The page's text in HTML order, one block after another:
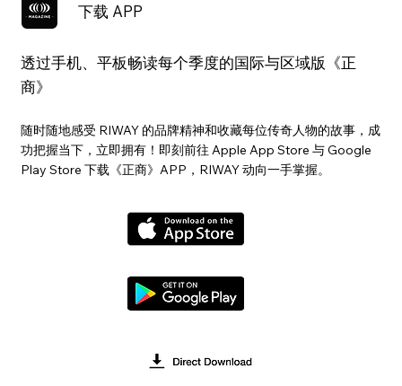
下载 APP
透过手机、平板畅读每个季度的国际与区域版《正
商》
随时随地感受 RIWAY 的品牌精神和收藏每位传奇人物的故事，成
功把握当下，立即拥有！即刻前往 Apple App Store 与 Google
Play Store 下载《正商》APP，RIWAY 动向一手掌握。